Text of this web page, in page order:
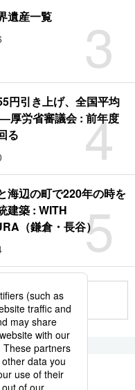
3
遺産一覧
4
円引き上げ、全国平均
厚労省審議会 : 前年度
る
5
海辺の町で220年の時を
建築 : WITH
（鎌倉・長谷）